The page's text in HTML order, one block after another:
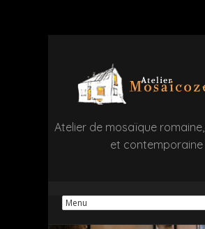
Atelier de mosaïque
et contemporaine